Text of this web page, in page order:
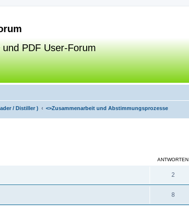
PDF User-Forum
/ Distiller ) <>Zusammenarbeit und Abstimmungsprozesse
ANTWORTEN
2
8